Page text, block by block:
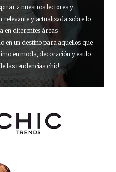
a nuestros lectores y
y actualizada sobre lo
en diferentes áreas.
en un destino para aquellos que
en moda, decoración y estilo
las tendencias chic!